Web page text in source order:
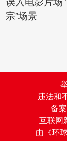
宗”场景
违法和
备
互联网
由《环